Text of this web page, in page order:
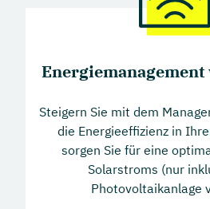
Steigern Sie mit dem
die Energieeffizienz in
sorgen Sie für eine
Solarstroms (nur
Photovoltaikanlage